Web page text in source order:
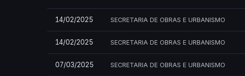
14/02/2025 SECRETARIA DE OBRAS E URBANISMO
14/02/2025 SECRETARIA DE OBRAS E URBANISMO
07/03/2025 SECRETARIA DE OBRAS E URBANISMO